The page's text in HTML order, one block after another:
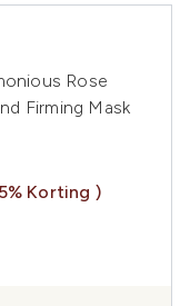
Rose
Firming Mask
Price:
Korting )